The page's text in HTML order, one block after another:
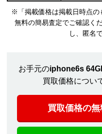
※「掲載価格は掲載日時点の
無料の簡易査定でご確認く
し、匿名
お手元のiphone6s
買取価格につい
買取価格の